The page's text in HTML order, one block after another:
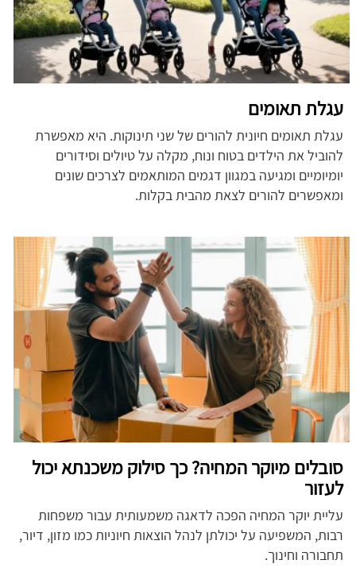
עגלת תאומים
עגלת תאומים חיונית להורים של שני תינוקות. היא מאפשרת
להוביל את הילדים בטוח ונוח, מקלה על טיולים וסידורים
יומיומיים ומגיעה במגוון דגמים המותאמים לצרכים שונים
ומאפשרים להורים לצאת מהבית בקלות.
סובלים מיוקר המחיה? כך סילוק משכנתא יכול
לעזור
עליית יוקר המחיה הפכה לדאגה משמעותית עבור משפחות
רבות, המשפיעה על יכולתן לנהל הוצאות חיוניות כמו מזון, דיור,
תחבורה וחינוך.